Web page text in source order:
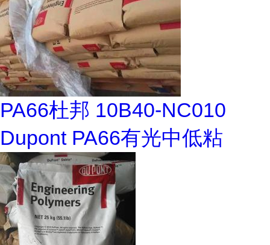
PA66杜邦 10B40-NC010
Dupont PA66有光中低粘